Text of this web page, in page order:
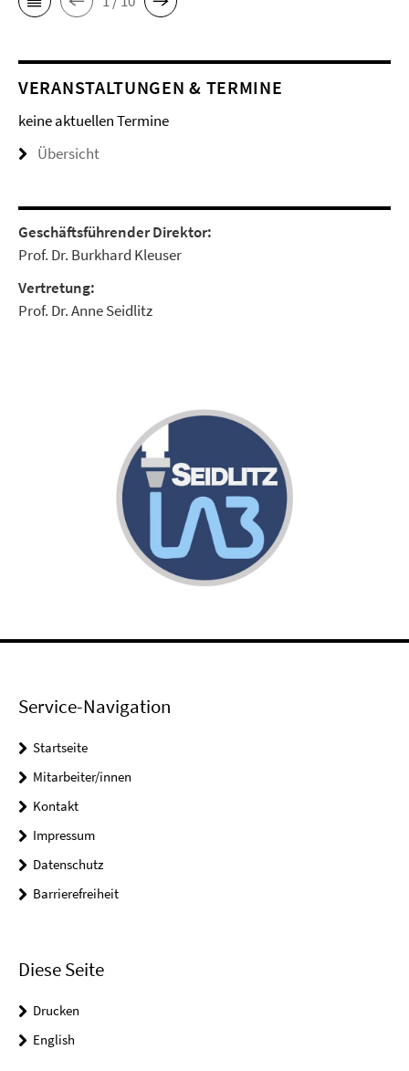
VERANSTALTUNGEN & TERMINE
keine aktuellen Termine
Übersicht
Geschäftsführender Direktor:
Prof. Dr. Burkhard Kleuser
Vertretung:
Prof. Dr. Anne Seidlitz
Service-Navigation
Startseite
Mitarbeiter/innen
Kontakt
Impressum
Datenschutz
Barrierefreiheit
Diese Seite
Drucken
English